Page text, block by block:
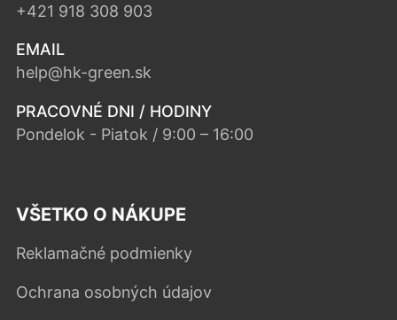
+421 918 308 903
EMAIL
help@hk-green.sk
PRACOVNÉ DNI / HODINY
Pondelok - Piatok / 9:00 – 16:00
VŠETKO O NÁKUPE
Reklamačné podmienky
Ochrana osobných údajov